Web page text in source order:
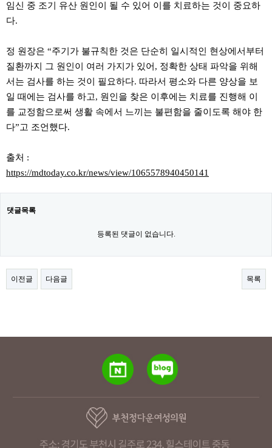
임신 중 조기 유산 원인이 될 수 있어 이를 치료하는 것이 중요하
다.
정 원장은 “주기가 불규칙한 것은 단순히 일시적인 현상에서부터
질환까지 그 원인이 여러 가지가 있어, 정확한 상태 파악을 위해
서는 검사를 하는 것이 필요하다. 따라서 평소와 다른 양상을 보
일 때에는 검사를 하고, 원인을 찾은 이후에는 치료를 진행해 이
를 교정함으로써 생활 속에서 느끼는 불편함을 줄이도록 해야 한
다”고 조언했다.
출처 :
https://mdtoday.co.kr/news/view/1065578940450141
댓글목록
등록된 댓글이 없습니다.
이전글 다음글 목록